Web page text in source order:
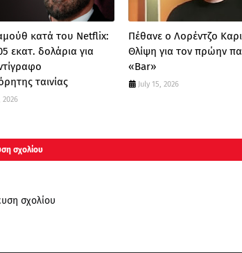
κατά του Netflix:
εκατ. δολάρια για
ταινίας
2026
Πέθανε ο Λορέντζο
Θλίψη για τον πρώην
«Bar»
July 15, 2026
σχολίου
σχολίου